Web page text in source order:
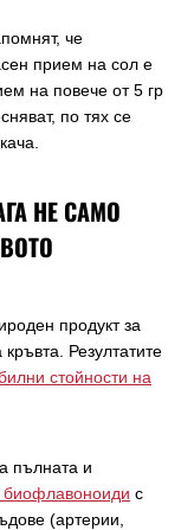
че
прием на сол е
на повече от 5 гр
по тях се
НЕ САМО
продукт за
Резултатите
стойности на
пълната и
биофлавоноиди с
(артерии,